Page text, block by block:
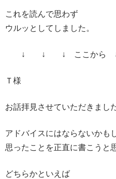
これを読んで思わず
ウルッとしてしました。
↓ ↓ ↓ ここか
Ｔ様
お話拝見させていただきました
アドバイスにはならないかも
思ったことを正直に書こうと
どちらかといえば